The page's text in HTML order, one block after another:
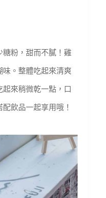
糖粉，甜而不膩！雞
。整體吃起來清爽
來稍微乾一點，口
飲品一起享用哦！